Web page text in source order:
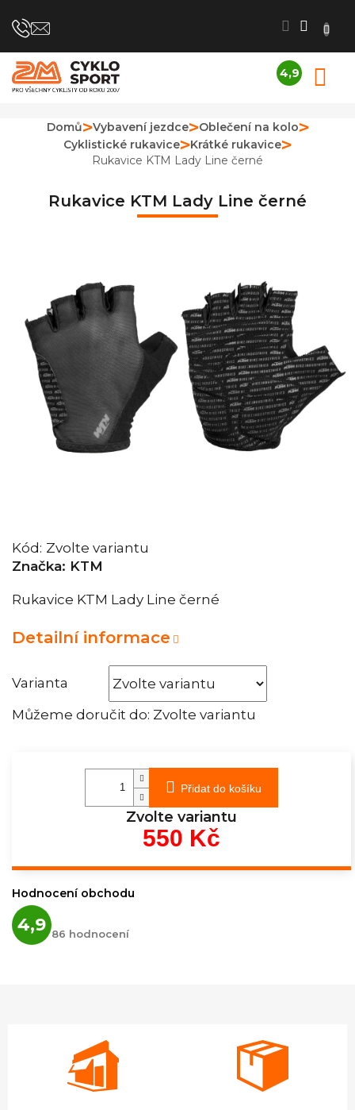
na
4,9
obchodu
je
4,9
Domů Vybavení jezdce
Oblečení na kolo
Cyklistické rukavice
Krátké rukavice
Rukavice KTM Lady Line černé
Rukavice KTM Lady Line černé
Kód: Zvolte variantu
Značka: KTM
Varianta
Můžeme doručit do: Zvolte variantu
Rukavice KTM Lady Line černé
Detailní informace
Přidat do košíku
Zvolte variantu
550 Kč
Hodnocení obchodu
4,9 hodnocení
obchodu
86 hodnocení